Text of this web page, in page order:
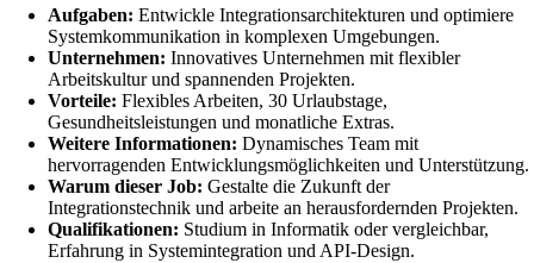
Aufgaben: Entwickle Integrationsarchitekturen und optimiere
Systemkommunikation in komplexen Umgebungen.
Unternehmen: Innovatives Unternehmen mit flexibler
Arbeitskultur und spannenden Projekten.
Vorteile: Flexibles Arbeiten, 30 Urlaubstage,
Gesundheitsleistungen und monatliche Extras.
Weitere Informationen: Dynamisches Team mit
hervorragenden Entwicklungsmöglichkeiten und Unterstützung.
Warum dieser Job: Gestalte die Zukunft der
Integrationstechnik und arbeite an herausfordernden Projekten.
Qualifikationen: Studium in Informatik oder vergleichbar,
Erfahrung in Systemintegration und API-Design.